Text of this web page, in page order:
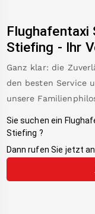
Flughafentaxi
Stiefing - Ihr
Ganz klar: die
den besten Service
unsere
Sie suchen ein
Stiefing ?
Dann rufen Sie jetzt